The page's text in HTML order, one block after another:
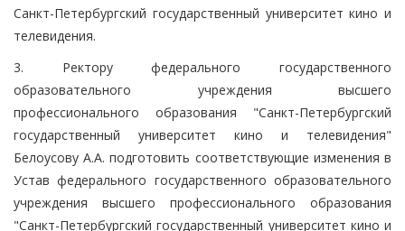
Санкт-Петербургский государственный университет кино и
телевидения.
3. Ректору федерального государственного
образовательного учреждения высшего
профессионального образования "Санкт-Петербургский
государственный университет кино и телевидения"
Белоусову А.А. подготовить соответствующие изменения в
Устав федерального государственного образовательного
учреждения высшего профессионального образования
"Санкт-Петербургский государственный университет кино и